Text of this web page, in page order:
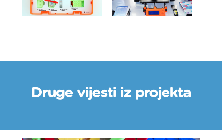
Druge vijesti iz projekta